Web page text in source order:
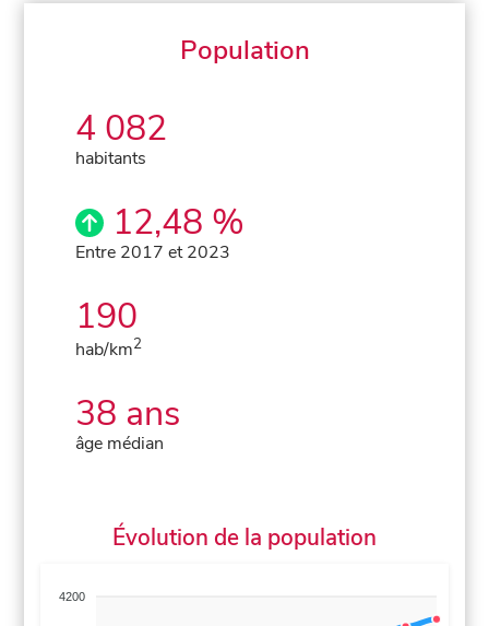
Population
4 082
habitants
12,48 %
Entre 2017 et 2023
190
hab/km2
38 ans
âge médian
Évolution de la population
4200